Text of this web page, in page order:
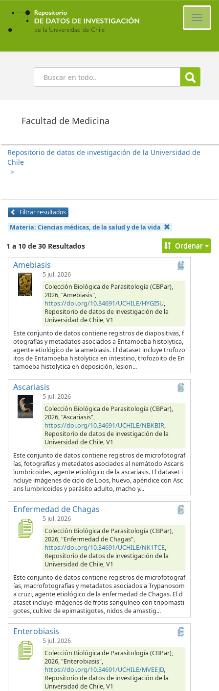
Ir
contenido
principal
Buscar
Facultad de Medicina
Repositorio de datos de investigación de la Universidad de
Chile
>
Filtrar resultados
Materia: Ciencias médicas, de la salud y de la vida
1 a 10 de 30 Resultados Ordenar
Amebiasis
5 jul. 2026
Colección Biológica de Parasitología (CBPar),
2026, "Amebiasis",
https://doi.org/10.34691/UCHILE/HYGI5U,
Repositorio de datos de investigación de la
Universidad de Chile, V1
Este conjunto de datos contiene registros de diapositivas, f
otografías y metadatos asociados a Entamoeba histolytica,
agente etiológico de la amebiasis. El dataset incluye trofozo
itos de Entamoeba histolytica en intestino, trofozoito de En
tamoeba histolytica en deposición, lesion...
Ascariasis
5 jul. 2026
Colección Biológica de Parasitología (CBPar),
2026, "Ascariasis",
https://doi.org/10.34691/UCHILE/NBKBIR,
Repositorio de datos de investigación de la
Universidad de Chile, V1
Este conjunto de datos contiene registros de microfotograf
ías, fotografías y metadatos asociados al nemátodo Ascaris
lumbricoides, agente etiológico de la ascariasis. El dataset i
ncluye imágenes de ciclo de Loos, huevo, apéndice con Asc
aris lumbricoides y parásito adulto, macho y...
Enfermedad de Chagas
5 jul. 2026
Colección Biológica de Parasitología (CBPar),
2026, "Enfermedad de Chagas",
https://doi.org/10.34691/UCHILE/NK1TCE,
Repositorio de datos de investigación de la
Universidad de Chile, V1
Este conjunto de datos contiene registros de microfotograf
ías, macrofotografías y metadatos asociados a Trypanosom
a cruzi, agente etiológico de la enfermedad de Chagas. El d
ataset incluye imágenes de frotis sanguíneo con tripomasti
gotes, cultivo de epimastigotes, nidos de amastig...
Enterobiasis
5 jul. 2026
Colección Biológica de Parasitología (CBPar),
2026, "Enterobiasis",
https://doi.org/10.34691/UCHILE/MVEEJD,
Repositorio de datos de investigación de la
Universidad de Chile, V1